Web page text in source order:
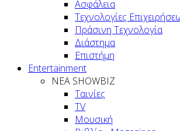
Ασφάλεια
Τεχνολογίες
Πράσινη Τεχνολογία
Διάστημα
Επιστήμη
Entertainment
ΝΕΑ SHOWBIZ
Ταινίες
TV
Μουσική